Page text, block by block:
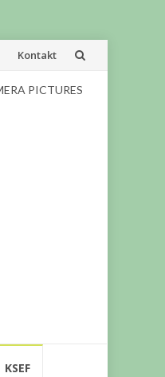
Kontakt
KSEF